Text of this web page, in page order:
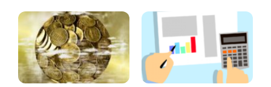
gennem tiden